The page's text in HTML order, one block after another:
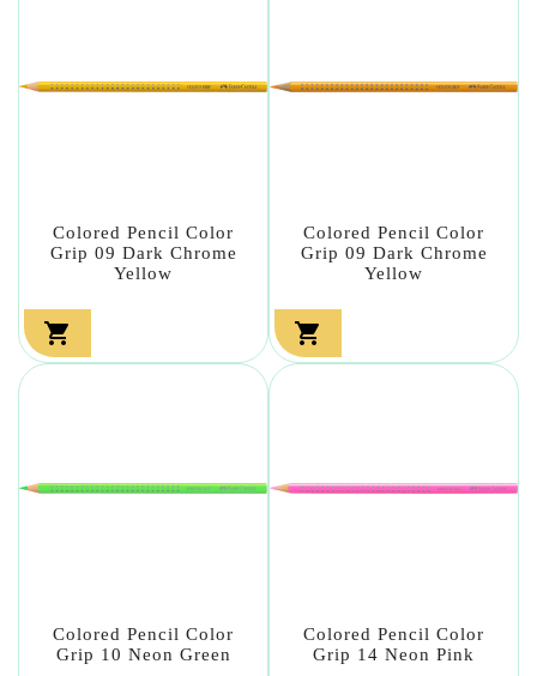
Colored Pencil Color
Grip 09 Dark Chrome
Yellow

Colored Pencil Color
Grip 09 Dark Chrome
Yellow

Colored Pencil Color
Grip 10 Neon Green
Colored Pencil Color
Grip 14 Neon Pink